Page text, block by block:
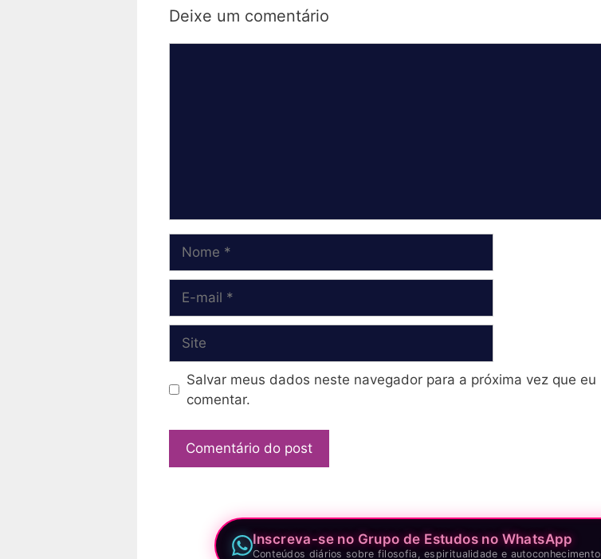
Deixe um comentário
mail
Salvar meus dados neste navegador para a próxima vez que eu
comentar.
Inscreva-se no Grupo de Estudos no WhatsApp
Conteúdos diários sobre filosofia, espiritualidade e autoconhecimento